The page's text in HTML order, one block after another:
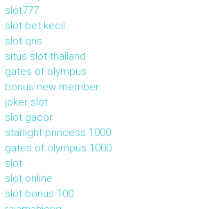
slot777
slot bet kecil
slot qris
situs slot thailand
gates of olympus
bonus new member
joker slot
slot gacor
starlight princess 1000
gates of olympus 1000
slot
slot online
slot bonus 100